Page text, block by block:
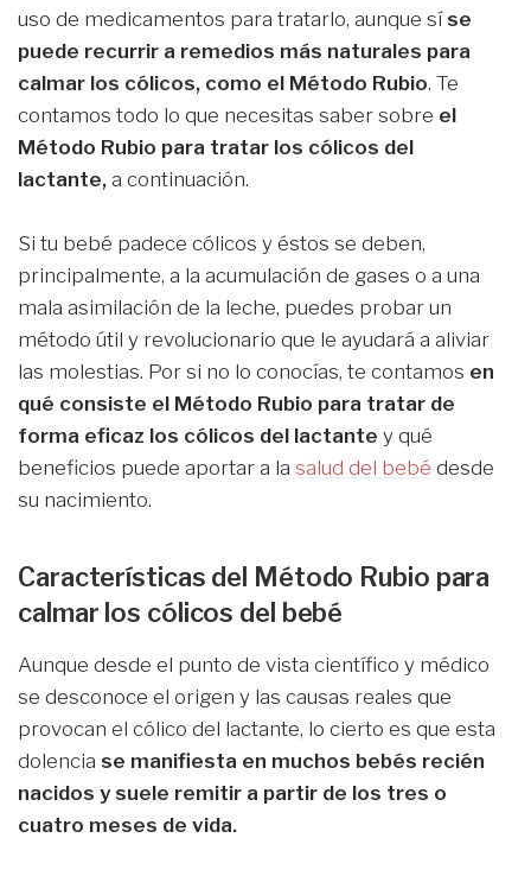
uso de medicamentos para tratarlo, aunque sí se
puede recurrir a remedios más naturales para
calmar los cólicos, como el Método Rubio. Te
contamos todo lo que necesitas saber sobre el
Método Rubio para tratar los cólicos del
lactante, a continuación.
Si tu bebé padece cólicos y éstos se deben,
principalmente, a la acumulación de gases o a una
mala asimilación de la leche, puedes probar un
método útil y revolucionario que le ayudará a aliviar
las molestias. Por si no lo conocías, te contamos en
qué consiste el Método Rubio para tratar de
forma eficaz los cólicos del lactante y qué
beneficios puede aportar a la salud del bebé desde
su nacimiento.
Características del Método Rubio para
calmar los cólicos del bebé
Aunque desde el punto de vista científico y médico
se desconoce el origen y las causas reales que
provocan el cólico del lactante, lo cierto es que esta
dolencia se manifiesta en muchos bebés recién
nacidos y suele remitir a partir de los tres o
cuatro meses de vida.